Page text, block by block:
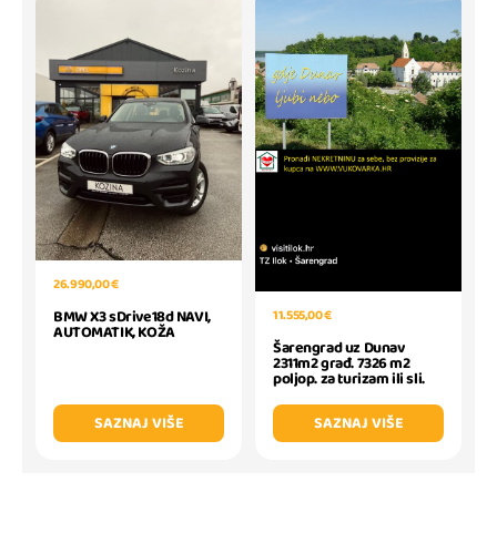
26.990,00 €
BMW X3 sDrive18d NAVI,
AUTOMATIK, KOŽA
SAZNAJ VIŠE
11.555,00 €
Šarengrad uz Dunav
2311m2 građ. 7326 m2
poljop. za turizam ili sli.
SAZNAJ VIŠE